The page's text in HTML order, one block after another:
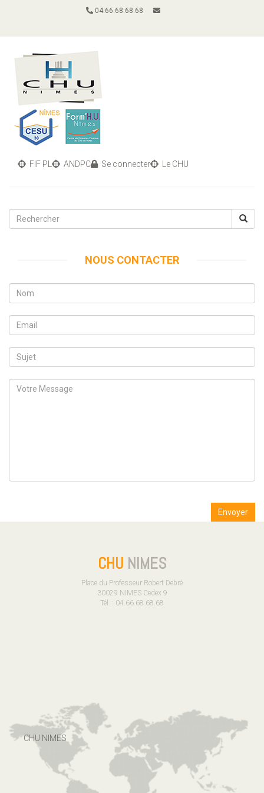
04.66.68.68.68
FIF PL ANDPC Se connecter Le CHU
Toggle
NOUS CONTACTER
CHU NIMES
Place du Professeur Robert Debré
30029 NIMES Cedex 9
Tél. : 04.66.68.68.68
CHU NIMES